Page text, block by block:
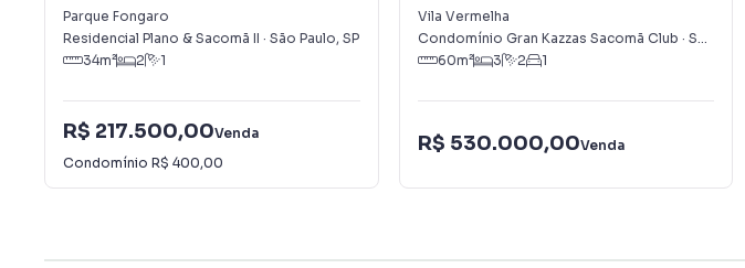
Fongaro
Parque Fongaro
Residencial Plano & Sacomã II · São Paulo, SP
34m² 2 1
R$ 217.500,00Venda
Condomínio R$ 400,00
Vermelha
Vila Vermelha
Condomínio Gran Kazzas Sacomã Club · São Paulo
60m² 3 2 1
R$ 530.000,00Venda